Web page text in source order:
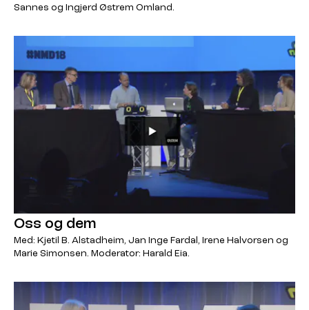
Sannes og Ingjerd Østrem Omland.
Oss og dem
Med: Kjetil B. Alstadheim, Jan Inge Fardal, Irene Halvorsen og
Marie Simonsen. Moderator: Harald Eia.